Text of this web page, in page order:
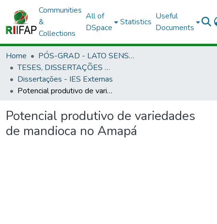
Communities
&
Collections
All of
DSpace
Statistics
Useful
Documents
Home
PÓS-GRAD - LATO SENSU E STRICTO SENSU
TESES, DISSERTAÇÕES E ESPECIALIZAÇÃO APROVADAS EM OUTRAS INSTITUIÇÕES
Dissertações - IES Externas
Potencial produtivo de variedades de mandioca no Amapá
Potencial produtivo de variedades
de mandioca no Amapá